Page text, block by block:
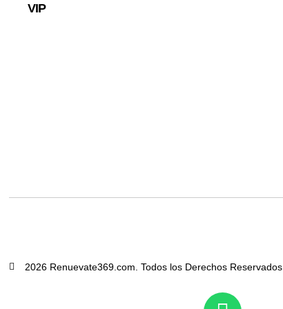
VIP
2026 Renuevate369.com. Todos los Derechos Reservados